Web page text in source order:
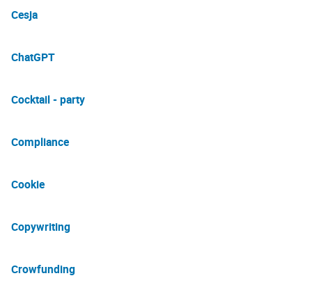
Cesja
ChatGPT
Cocktail - party
Compliance
Cookie
Copywriting
Crowfunding